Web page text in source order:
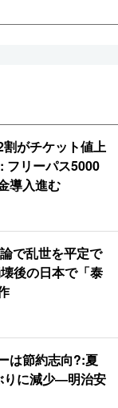
がチケット値上
リーパス5000
導入進む
で乱世を平定で
後の日本で「泰
は節約志向?:夏
りに減少―明治安